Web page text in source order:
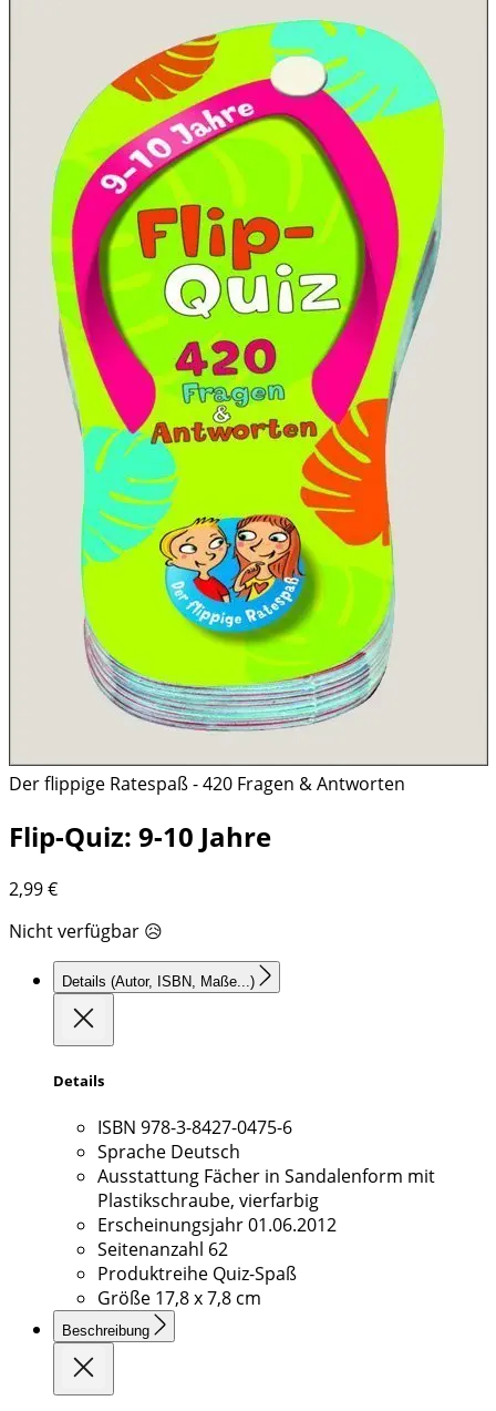
Der flippige Ratespaß - 420 Fragen & Antworten
Flip-Quiz: 9-10 Jahre
2,99€
Nicht verfügbar 😥
Details (Autor, ISBN, Maße...)
Details
ISBN 978-3-8427-0475-6
Sprache Deutsch
Ausstattung Fächer in Sandalenform mit
Plastikschraube, vierfarbig
Erscheinungsjahr01.06.2012
Seitenanzahl 62
Produktreihe Quiz-Spaß
Größe 17,8 x 7,8 cm
Beschreibung